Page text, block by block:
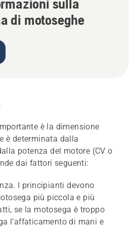
sulla
di motoseghe
è la dimensione
è determinata dalla
potenza del motore (CV o
dai fattori seguenti:
I principianti devono
più piccola e più
se la motosega è troppo
l’affaticamento di mani e